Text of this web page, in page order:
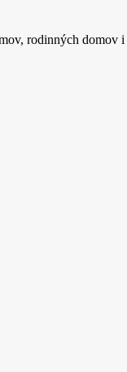
rodinných domov i